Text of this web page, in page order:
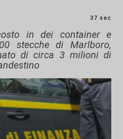
37 sec
in dei container e
stecche di Marlboro,
di circa 3 milioni di